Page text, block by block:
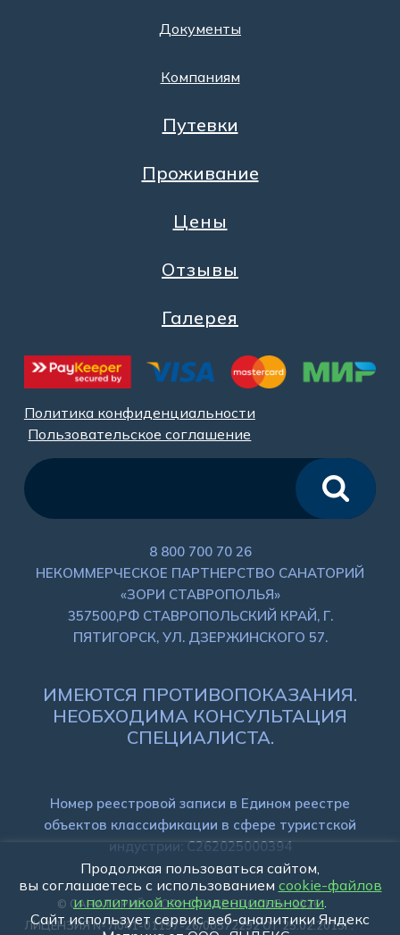
Документы
Компаниям
Путевки
Проживание
Цены
Отзывы
Галерея
Политика конфиденциальности
Пользовательское соглашение
8 800 700 70 26
НЕКОММЕРЧЕСКОЕ ПАРТНЕРСТВО САНАТОРИЙ
«ЗОРИ СТАВРОПОЛЬЯ»
357500,РФ СТАВРОПОЛЬСКИЙ КРАЙ, Г.
ПЯТИГОРСК, УЛ. ДЗЕРЖИНСКОГО 57.
ИМЕЮТСЯ ПРОТИВОПОКАЗАНИЯ.
НЕОБХОДИМА КОНСУЛЬТАЦИЯ
СПЕЦИАЛИСТА.
Номер реестровой записи в Едином реестре
объектов классификации в сфере туристской
индустрии: C262025000394
© САНАТОРИЙ «ЗОРИ СТАВРОПОЛЬЯ», 2026
ЛИЦЕНЗИЯ № Л041-01197-26/00572292 ОТ 25.02.2015Г.
Продолжая пользоваться сайтом,
вы соглашаетесь с использованием cookie-файлов
и политикой конфиденциальности.
Сайт использует сервис веб-аналитики Яндекс